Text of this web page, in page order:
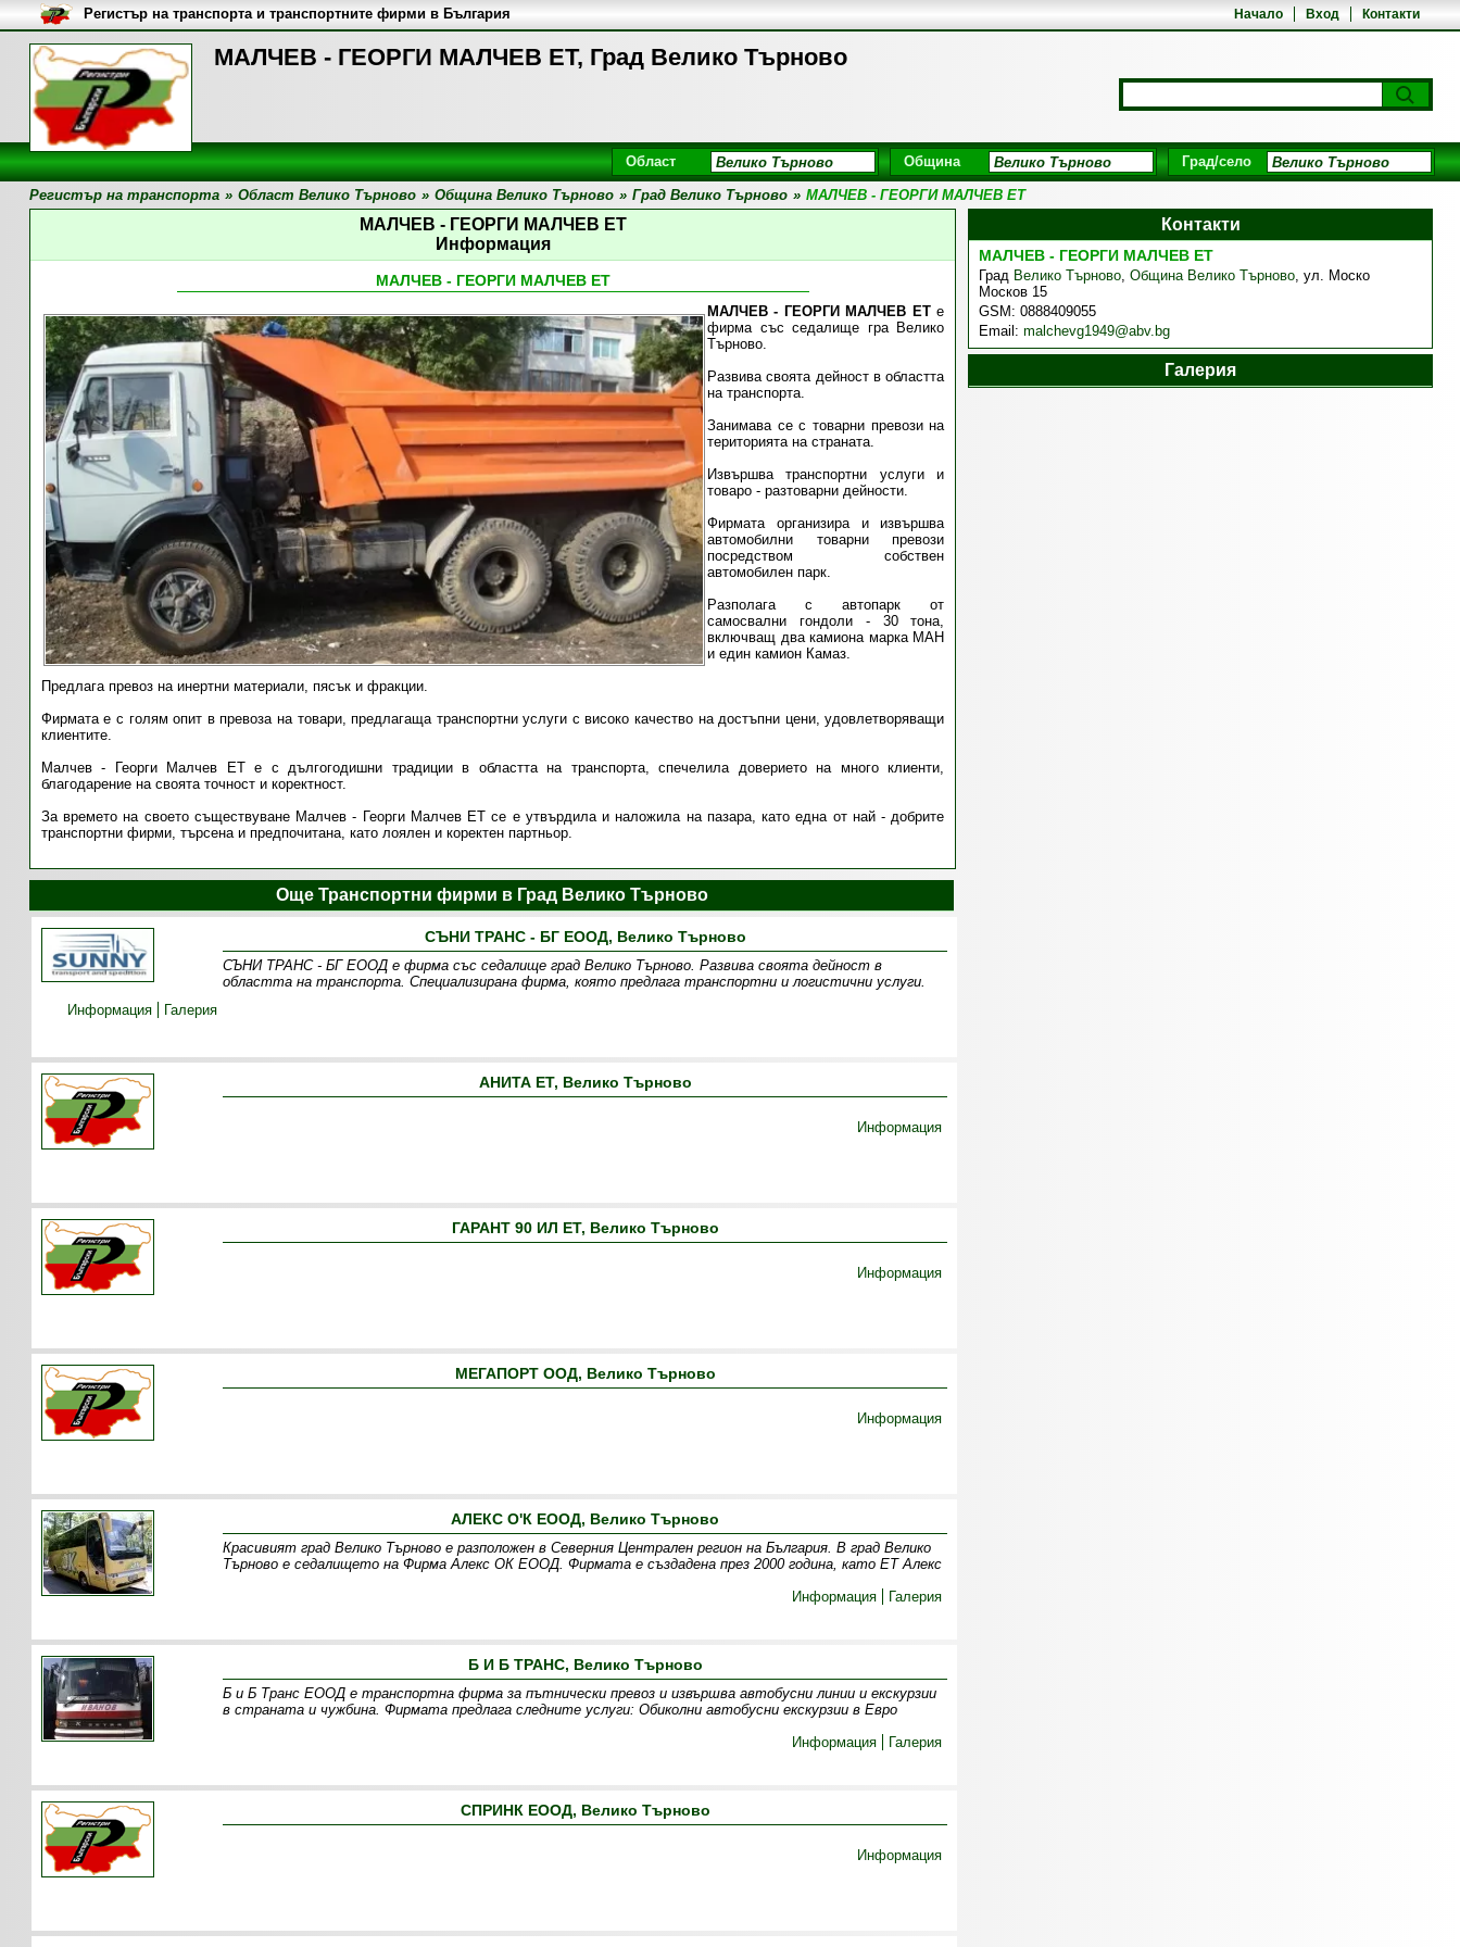
МАЛЧЕВ - ГЕОРГИ МАЛЧЕВ ЕТ, Град Велико Търново
Начало Вход Контакти
Регистър на транспорта и транспортните фирми в България
Област Община Град/село
Регистър на транспорта » Област Велико Търново » Община Велико Търново » Град Велико Търново » МАЛЧЕВ - ГЕОРГИ МАЛЧЕВ ЕТ
МАЛЧЕВ - ГЕОРГИ МАЛЧЕВ ЕТ
Информация
МАЛЧЕВ - ГЕОРГИ МАЛЧЕВ ЕТ
МАЛЧЕВ - ГЕОРГИ МАЛЧЕВ ЕТе
фирма със седалище гра Велико
Търново.
Развива своята дейност в областта
на транспорта.
Занимава се с товарни превози на
територията на страната.
Извършва транспортни услуги и
товаро - разтоварни дейности.
Фирмата организира и извършва
автомобилни товарни превози
посредством собствен
автомобилен парк.
Разполага с автопарк от
самосвални гондоли - 30 тона,
включващ два камиона марка МАН
и един камион Камаз.
Предлага превоз на инертни материали, пясък и фракции.
Фирмата е с голям опит в превоза на товари, предлагаща транспортни услуги с високо качество на достъпни цени, удовлетворяващи
клиентите.
Малчев - Георги Малчев ЕТ е с дългогодишни традиции в областта на транспорта, спечелила доверието на много клиенти,
благодарение на своята точност и коректност.
За времето на своето съществуване Малчев - Георги Малчев ЕТ се е утвърдила и наложила на пазара, като една от най - добрите
транспортни фирми, търсена и предпочитана, като лоялен и коректен партньор.
Контакти
МАЛЧЕВ - ГЕОРГИ МАЛЧЕВ ЕТ
Град Велико Търново, Община Велико Търново, ул. Моско
Москов 15
GSM: 0888409055
Email: malchevg1949@abv.bg
Галерия
Още Транспортни фирми в Град Велико Търново
СЪНИ ТРАНС - БГ ЕООД, Велико Търново
СЪНИ ТРАНС - БГ ЕООД е фирма със седалище град Велико Търново. Развива своята дейност в
областта на транспорта. Специализирана фирма, която предлага транспортни и логистични услуги.
Информация
Галерия
АНИТА ЕТ, Велико Търново
Информация
ГАРАНТ 90 ИЛ ЕТ, Велико Търново
Информация
МЕГАПОРТ ООД, Велико Търново
Информация
АЛЕКС О'К ЕООД, Велико Търново
Красивият град Велико Търново е разположен в Северния Централен регион на България. В град Велико
Търново е седалището на Фирма Алекс ОК ЕООД. Фирмата е създадена през 2000 година, като ЕТ Алекс
Информация
Галерия
Б И Б ТРАНС, Велико Търново
Б и Б Транс ЕООД е транспортна фирма за пътнически превоз и извършва автобусни линии и екскурзии
в страната и чужбина. Фирмата предлага следните услуги: Обиколни автобусни екскурзии в Евро
Информация
Галерия
СПРИНК ЕООД, Велико Търново
Информация